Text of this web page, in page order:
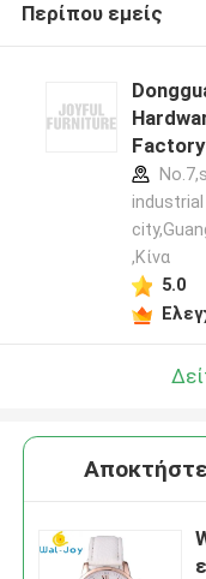
Περίπου εμείς
,Κίνα
5.0
Αποκτήστε